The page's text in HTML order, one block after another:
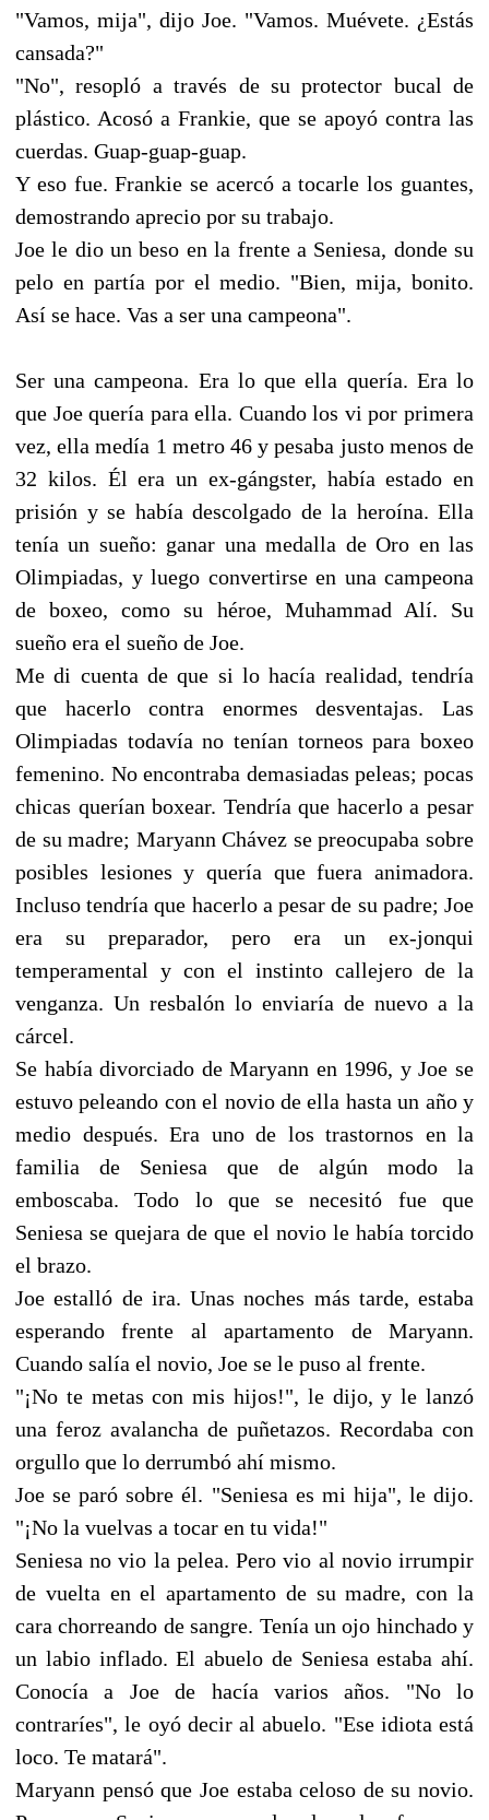
"Vamos, mija", dijo Joe. "Vamos. Muévete. ¿Estás
cansada?"
"No", resopló a través de su protector bucal de
plástico. Acosó a Frankie, que se apoyó contra las
cuerdas. Guap-guap-guap.
Y eso fue. Frankie se acercó a tocarle los guantes,
demostrando aprecio por su trabajo.
Joe le dio un beso en la frente a Seniesa, donde su
pelo en partía por el medio. "Bien, mija, bonito.
Así se hace. Vas a ser una campeona".
Ser una campeona. Era lo que ella quería. Era lo
que Joe quería para ella. Cuando los vi por primera
vez, ella medía 1 metro 46 y pesaba justo menos de
32 kilos. Él era un ex-gángster, había estado en
prisión y se había descolgado de la heroína. Ella
tenía un sueño: ganar una medalla de Oro en las
Olimpiadas, y luego convertirse en una campeona
de boxeo, como su héroe, Muhammad Alí. Su
sueño era el sueño de Joe.
Me di cuenta de que si lo hacía realidad, tendría
que hacerlo contra enormes desventajas. Las
Olimpiadas todavía no tenían torneos para boxeo
femenino. No encontraba demasiadas peleas; pocas
chicas querían boxear. Tendría que hacerlo a pesar
de su madre; Maryann Chávez se preocupaba sobre
posibles lesiones y quería que fuera animadora.
Incluso tendría que hacerlo a pesar de su padre; Joe
era su preparador, pero era un ex-jonqui
temperamental y con el instinto callejero de la
venganza. Un resbalón lo enviaría de nuevo a la
cárcel.
Se había divorciado de Maryann en 1996, y Joe se
estuvo peleando con el novio de ella hasta un año y
medio después. Era uno de los trastornos en la
familia de Seniesa que de algún modo la
emboscaba. Todo lo que se necesitó fue que
Seniesa se quejara de que el novio le había torcido
el brazo.
Joe estalló de ira. Unas noches más tarde, estaba
esperando frente al apartamento de Maryann.
Cuando salía el novio, Joe se le puso al frente.
"¡No te metas con mis hijos!", le dijo, y le lanzó
una feroz avalancha de puñetazos. Recordaba con
orgullo que lo derrumbó ahí mismo.
Joe se paró sobre él. "Seniesa es mi hija", le dijo.
"¡No la vuelvas a tocar en tu vida!"
Seniesa no vio la pelea. Pero vio al novio irrumpir
de vuelta en el apartamento de su madre, con la
cara chorreando de sangre. Tenía un ojo hinchado y
un labio inflado. El abuelo de Seniesa estaba ahí.
Conocía a Joe de hacía varios años. "No lo
contraríes", le oyó decir al abuelo. "Ese idiota está
loco. Te matará".
Maryann pensó que Joe estaba celoso de su novio.